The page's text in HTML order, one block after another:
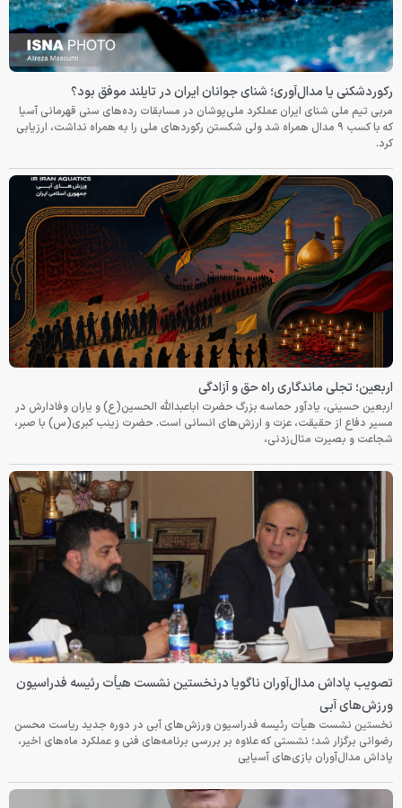
رکوردشکنی یا مدال‌آوری؛ شنای جوانان ایران در تایلند موفق بود؟
مربی تیم ملی شنای ایران عملکرد ملی‌پوشان در مسابقات رده‌های سنی قهرمانی آسیا
که با کسب ۹ مدال همراه شد ولی شکستن رکوردهای ملی را به همراه نداشت، ارزیابی
کرد.
اربعین؛ تجلی ماندگاری راه حق و آزادگی
اربعین حسینی، یادآور حماسه بزرگ حضرت اباعبدالله الحسین(ع) و یاران وفادارش در
مسیر دفاع از حقیقت، عزت و ارزش‌های انسانی است. حضرت زینب کبری(س) با صبر،
شجاعت و بصیرت مثال‌زدنی،
تصویب پاداش مدال‌آوران ناگویا درنخستین نشست هیأت رئیسه فدراسیون
ورزش‌های آبی
نخستین نشست هیأت رئیسه فدراسیون ورزش‌های آبی در دوره جدید ریاست محسن
رضوانی برگزار شد؛ نشستی که علاوه بر بررسی برنامه‌های فنی و عملکرد ماه‌های اخیر،
پاداش مدال‌آوران بازی‌های آسیایی